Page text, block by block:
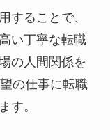
することで、
い丁寧な転職
の人間関係を
の仕事に転職
す。